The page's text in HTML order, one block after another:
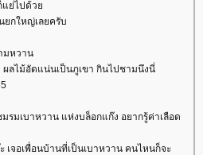
แย่ไปด้ว
ยกใหญ่เลยครับ
มหวาน
ลไม้อัดแน่นเป็นภูเขา กินไปชามนึงนี่
รมเบาหวาน แห่งบล็อกแก๊ง อยากรู้ค่าเลือด
เจอเพื่อนบ้านที่เป็นเบาหวาน คนไหนก็จะ